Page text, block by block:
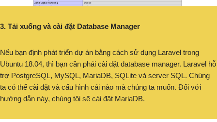
3. Tải xuống và cài đặt Database Manager
Nếu bạn định phát triển dự án bằng cách sử dụng Laravel trong
Ubuntu 18.04, thì bạn cần phải cài đặt database manager. Laravel hỗ
trợ PostgreSQL, MySQL, MariaDB, SQLite và server SQL. Chúng
ta có thể cài đặt và cấu hình cái nào mà chúng ta muốn. Đối với
hướng dẫn này, chúng tôi sẽ cài đặt MariaDB.